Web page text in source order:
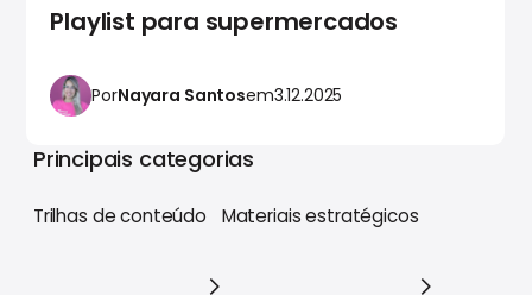
Playlist para supermercados
PorNayara Santosem3.12.2025
Principais categorias
Trilhas de conteúdo Materiais estratégicos